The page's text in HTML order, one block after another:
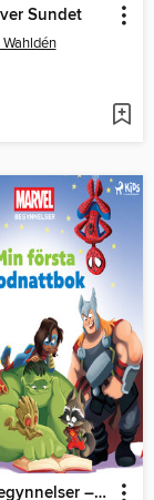
Sundet
Marvel Begynnelser – Min första godnattbok